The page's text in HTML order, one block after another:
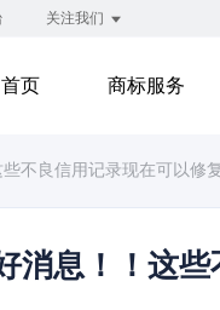
关注我们
首页 商标服务
不良信用记录现在可以修
消息！！这些